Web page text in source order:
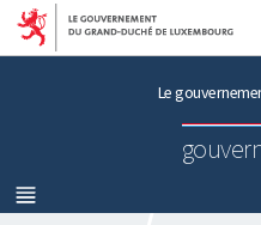
Aller au
Aller au
Le
MENU
PRINCIPAL